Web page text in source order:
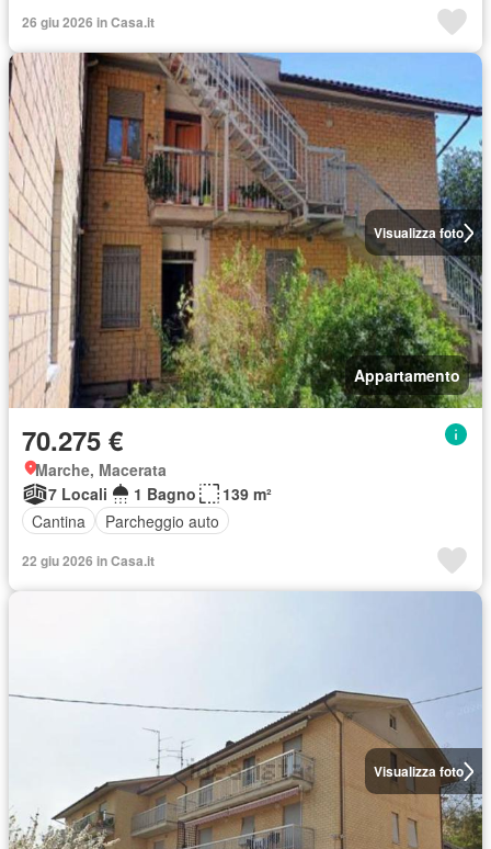
26 giu 2026 in Casa.it
Visualizza foto
Appartamento
70.275 €
Marche, Macerata
7 Locali
1 Bagno
139 m²
Cantina
Parcheggio auto
22 giu 2026 in Casa.it
Visualizza foto